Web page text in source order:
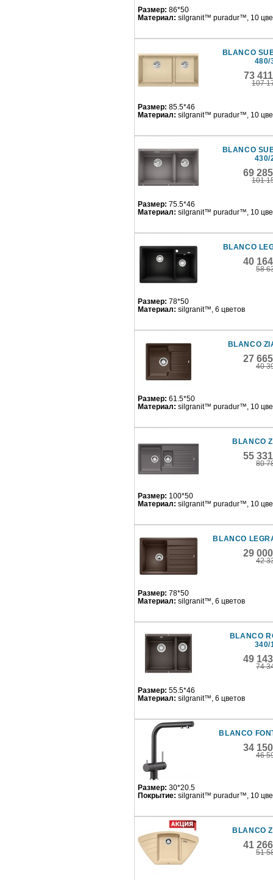
Размер: 86*50
Материал: silgranit™ puradur™, 10
BLANCO
480/
73
107
Размер: 85.5*46
Материал: silgranit™ puradur™, 10
BLANCO
430/
69
101
Размер: 75.5*46
Материал: silgranit™ puradur™, 10
BLANCO
40
58
Размер: 78*50
Материал: silgranit™, 6 цветов
BLANCO
27
40
Размер: 61.5*50
Материал: silgranit™ puradur™, 10
BLANCO
55
80
Размер: 100*50
Материал: silgranit™ puradur™, 10
BLANCO
29
42
Размер: 78*50
Материал: silgranit™, 6 цветов
BLANCO
340/
49
74
Размер: 55.5*46
Материал: silgranit™, 6 цветов
BLANCO
34
46
Размер: 30*20.5
Покрытие: silgranit™ puradur™, 10
BLANCO
41
51